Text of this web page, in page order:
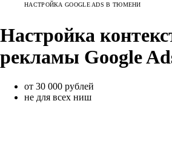
НАСТРОЙКА GOOGLE ADS В ТЮМЕНИ
Настройка
рекламы Google
от 30 000 рублей
не для всех ниш